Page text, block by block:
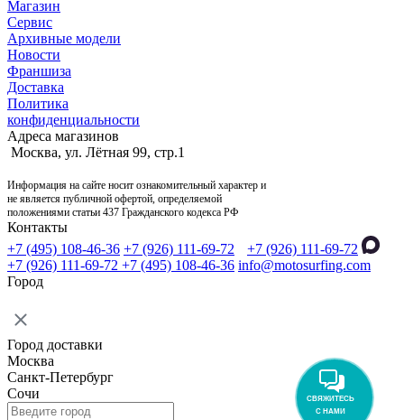
Магазин
Сервис
Архивные модели
Новости
Франшиза
Доставка
Политика
конфиденциальности
Адреса магазинов
Москва, ул. Лётная 99, стр.1
Информация на сайте носит ознакомительный характер и
не является публичной офертой, определяемой
положениями статьи 437 Гражданского кодекса РФ
Контакты
+7 (495) 108-46-36 +7 (926) 111-69-72
+7 (926) 111-69-72
+7 (926) 111-69-72 +7 (495) 108-46-36 info@motosurfing.com
Город
Город доставки
Москва
Санкт-Петербург
Сочи
СВЯЖИТЕСЬ
С НАМИ